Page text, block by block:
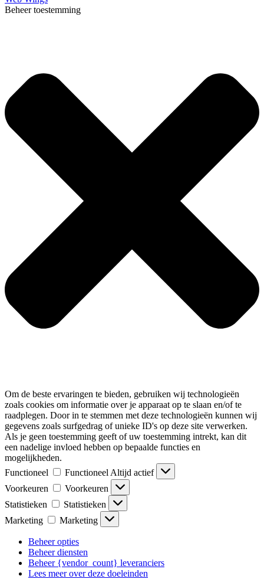
Beheer toestemming
Om de beste ervaringen te bieden, gebruiken wij technologieën
zoals cookies om informatie over je apparaat op te slaan en/of te
raadplegen. Door in te stemmen met deze technologieën kunnen wij
gegevens zoals surfgedrag of unieke ID's op deze site verwerken.
Als je geen toestemming geeft of uw toestemming intrekt, kan dit
een nadelige invloed hebben op bepaalde functies en
mogelijkheden.
Functioneel
Functioneel Altijd actief
Voorkeuren
Voorkeuren
Statistieken
Statistieken
Marketing
Marketing
Beheer opties
Beheer diensten
Beheer {vendor_count} leveranciers
Lees meer over deze doeleinden